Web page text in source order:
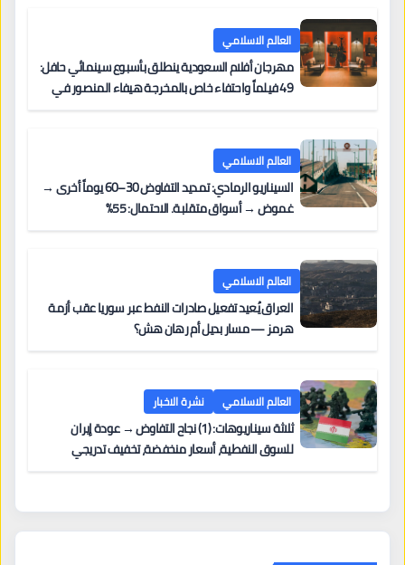
العالم الاسلامي
مهرجان أفلام السعودية ينطلق بأسبوع سينمائي حافل:
49 فيلماً واحتفاء خاص بالمخرجة هيفاء المنصور في
العالم الاسلامي
السيناريو الرمادي: تمديد التفاوض 30–60 يوماً أخرى →
غموض → أسواق متقلبة. الاحتمال: 55%
العالم الاسلامي
العراق يُعيد تفعيل صادرات النفط عبر سوريا عقب أزمة
هرمز — مسار بديل أم رهان هش؟
العالم الاسلامي نشرة الاخبار
ثلاثة سيناريوهات: (1) نجاح التفاوض → عودة إيران
للسوق النفطية، أسعار منخفضة، تخفيف تدريجي